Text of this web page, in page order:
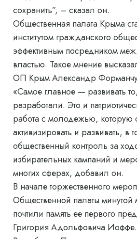
сохранить”, – сказал он.
Общественная палата Крыма
институтом гражданского
эффективным посредником
властью. Такое мнение
ОП Крым Александр
«Самое главное — развивать
разработали. Это и
работа с молодежью, которую
активизировать и развивать, в
общественный контроль за
избирательных кампаний и
многих сферах, добавил он.
В начале торжественного
Общественной палаты минутой
почтили память ее первого
Григория Адольфовича